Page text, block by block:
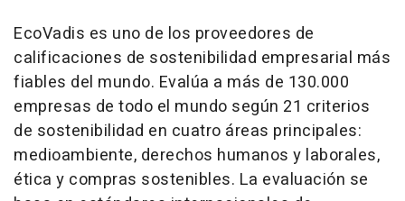
EcoVadis es uno de los proveedores de
calificaciones de sostenibilidad empresarial más
fiables del mundo. Evalúa a más de 130.000
empresas de todo el mundo según 21 criterios
de sostenibilidad en cuatro áreas principales:
medioambiente, derechos humanos y laborales,
ética y compras sostenibles. La evaluación se